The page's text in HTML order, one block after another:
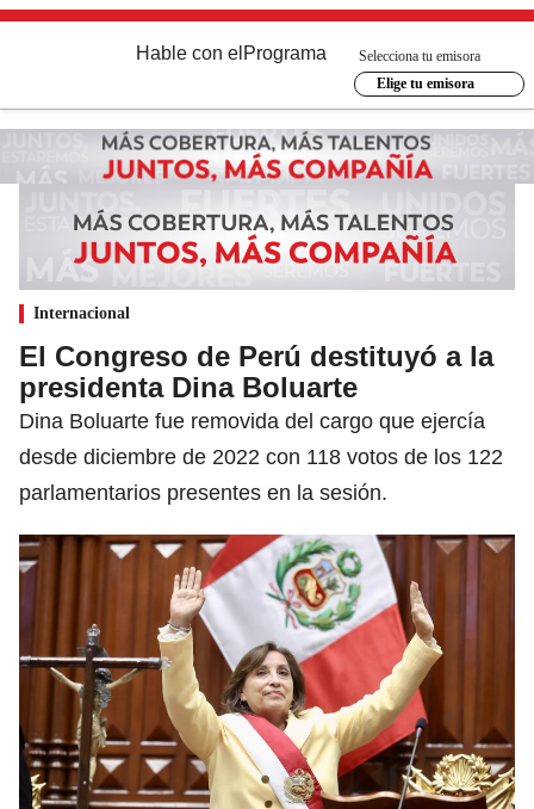
Hable con el Programa
Selecciona tu emisora
Elige tu emisora
Internacional
El Congreso de Perú destituyó a la
presidenta Dina Boluarte
Dina Boluarte fue removida del cargo que ejercía
desde diciembre de 2022 con 118 votos de los 122
parlamentarios presentes en la sesión.